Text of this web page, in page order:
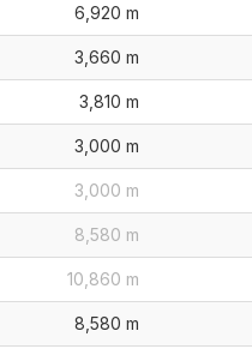
6,920 m
3,660 m
3,810 m
3,000 m
3,000 m
8,580 m
10,860 m
8,580 m